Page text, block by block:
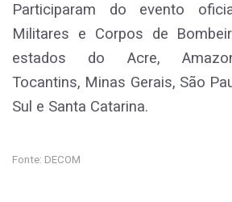
Participaram do evento
Militares e Corpos de
estados do Acre,
Tocantins, Minas Gerais, São
Sul e Santa Catarina.
Fonte: DECOM